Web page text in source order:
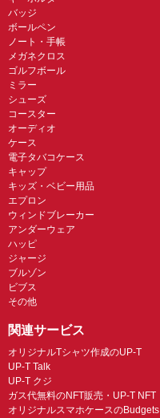
バッジ
ボールペン
ノート・手帳
メガネクロス
ゴルフボール
ミラー
シューズ
コースター
オーディオ
ケース
電子タバコケース
キャップ
キッズ・ベビー用品
エプロン
ウィンドブレーカー
アンダーウェア
ハッピ
ジャージ
ブルゾン
ビブス
その他
関連サービス
オリジナルTシャツ作成のUP-T
UP-T Talk
UP-T クジ
ガス代無料のNFT販売・UP-T NFT
オリジナルスマホケースのBudgets